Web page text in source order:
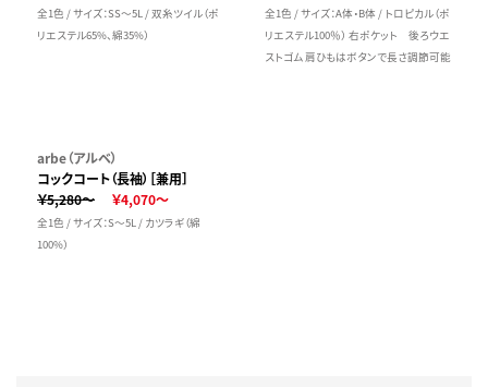
全1色 / サイズ：SS～5L / 双糸ツイル（ポ
リエステル65%、綿35%）
全1色 / サイズ：A体・B体 / トロピカル（ポ
リエステル100％） 右ポケット 後ろウエ
ストゴム 肩ひもはボタンで長さ調節可能
arbe（アルベ）
コックコート（長袖）［兼用］
￥5,280～
￥4,070～
全1色 / サイズ：S～5L / カツラギ（綿
100%）